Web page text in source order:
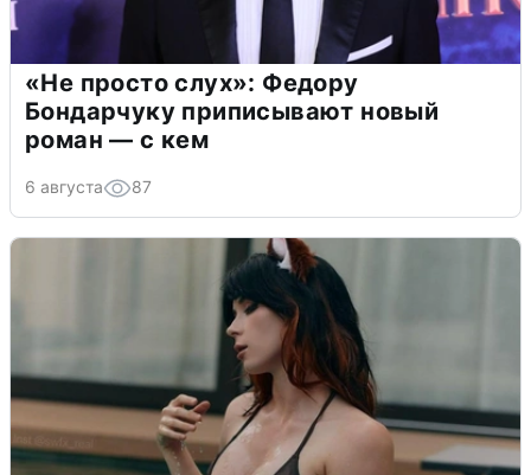
«Не просто слух»: Федору
Бондарчуку приписывают новый
роман — с кем
6 августа 87